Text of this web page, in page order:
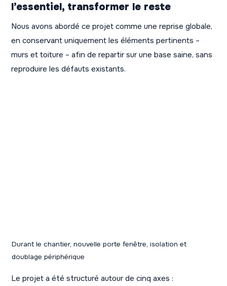
l’essentiel, transformer le reste
Nous avons abordé ce projet comme une reprise globale,
en conservant uniquement les éléments pertinents –
murs et toiture – afin de repartir sur une base saine, sans
reproduire les défauts existants.
Durant le chantier, nouvelle porte fenêtre, isolation et
doublage périphérique
Le projet a été structuré autour de cinq axes :